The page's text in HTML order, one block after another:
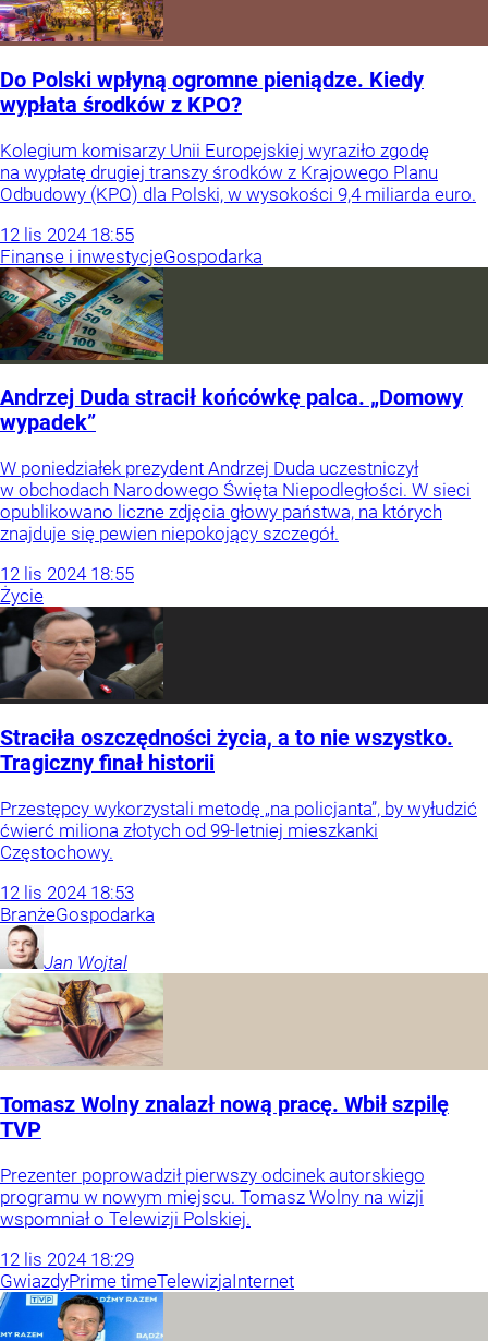
Do Polski wpłyną ogromne pieniądze. Kiedy
wypłata środków z KPO?
Kolegium komisarzy Unii Europejskiej wyraziło zgodę
na wypłatę drugiej transzy środków z Krajowego Planu
Odbudowy (KPO) dla Polski, w wysokości 9,4 miliarda euro.
12 lis 2024 18:55
Finanse i inwestycjeGospodarka
Andrzej Duda stracił końcówkę palca. „Domowy
wypadek”
W poniedziałek prezydent Andrzej Duda uczestniczył
w obchodach Narodowego Święta Niepodległości. W sieci
opublikowano liczne zdjęcia głowy państwa, na których
znajduje się pewien niepokojący szczegół.
12 lis 2024 18:55
Życie
Straciła oszczędności życia, a to nie wszystko.
Tragiczny finał historii
Przestępcy wykorzystali metodę „na policjanta”, by wyłudzić
ćwierć miliona złotych od 99-letniej mieszkanki
Częstochowy.
12 lis 2024 18:53
BranżeGospodarka
Jan Wojtal
Tomasz Wolny znalazł nową pracę. Wbił szpilę
TVP
Prezenter poprowadził pierwszy odcinek autorskiego
programu w nowym miejscu. Tomasz Wolny na wizji
wspomniał o Telewizji Polskiej.
12 lis 2024 18:29
GwiazdyPrime timeTelewizjaInternet